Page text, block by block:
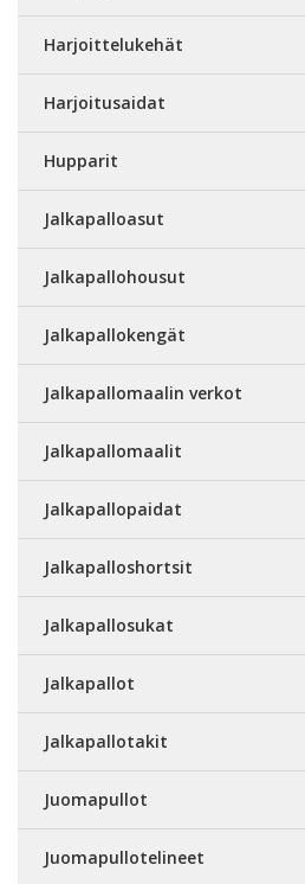
Harjoittelukehät
Harjoitusaidat
Hupparit
Jalkapalloasut
Jalkapallohousut
Jalkapallokengät
Jalkapallomaalin verkot
Jalkapallomaalit
Jalkapallopaidat
Jalkapalloshortsit
Jalkapallosukat
Jalkapallot
Jalkapallotakit
Juomapullot
Juomapullotelineet